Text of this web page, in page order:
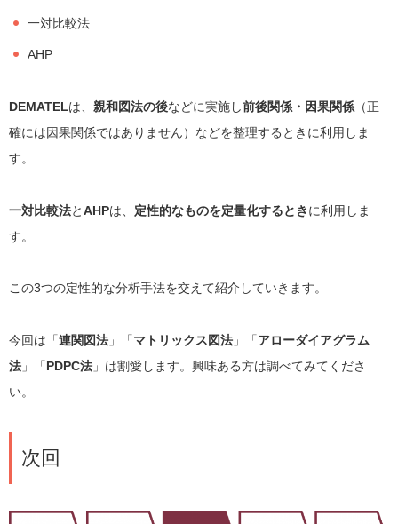
一対比較法
AHP
DEMATELは、 親和図法の後などに実施し前後関係・因果関係 （正
確には因果関係ではありません）などを整理するときに利用しま
す。
一対比較法とAHPは、 定性的なものを定量化するときに利用しま
す。
この3つの定性的な分析手法を交えて紹介していきます。
今回は「連関図法 」「マトリックス図法 」「アローダイアグラム
法 」「PDPC法 」は割愛します。興味ある方は調べてみてくださ
い。
次回